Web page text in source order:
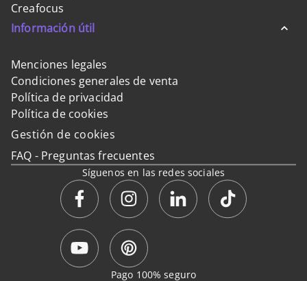
Creafocus
Información útil
Menciones legales
Condiciones generales de venta
Política de privacidad
Política de cookies
Gestión de cookies
FAQ - Preguntas frecuentes
Síguenos en las redes sociales
Pago 100% seguro